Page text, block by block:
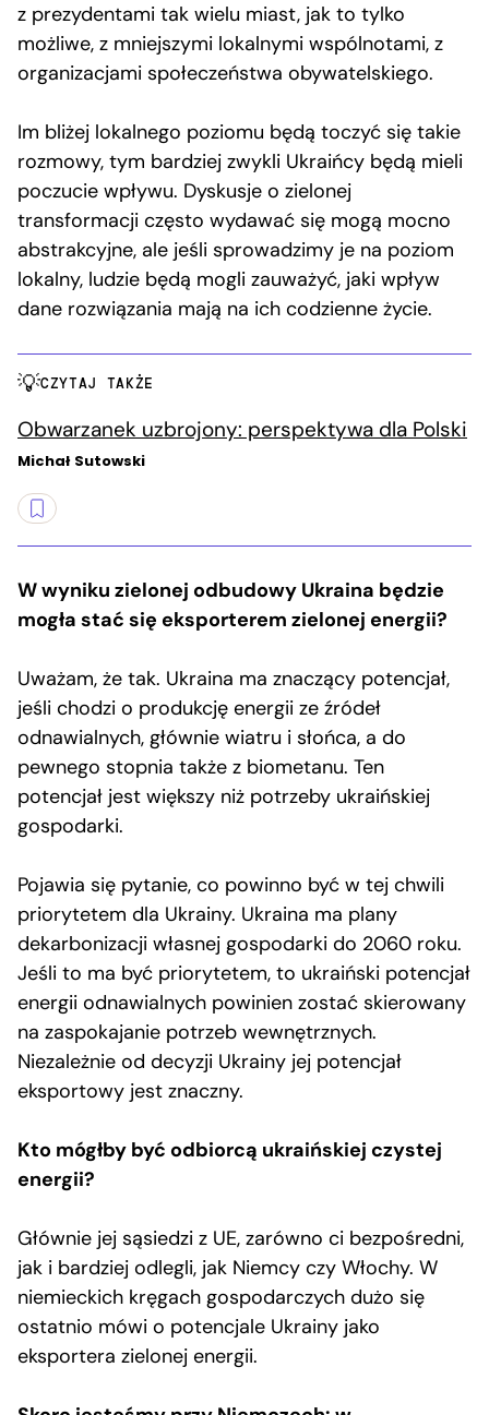
z prezydentami tak wielu miast, jak to tylko
możliwe, z mniejszymi lokalnymi wspólnotami, z
organizacjami społeczeństwa obywatelskiego.
Im bliżej lokalnego poziomu będą toczyć się takie
rozmowy, tym bardziej zwykli Ukraińcy będą mieli
poczucie wpływu. Dyskusje o zielonej
transformacji często wydawać się mogą mocno
abstrakcyjne, ale jeśli sprowadzimy je na poziom
lokalny, ludzie będą mogli zauważyć, jaki wpływ
dane rozwiązania mają na ich codzienne życie.
CZYTAJ TAKŻE
Obwarzanek uzbrojony: perspektywa dla Polski
Michał Sutowski
W wyniku zielonej odbudowy Ukraina będzie
mogła stać się eksporterem zielonej energii?
Uważam, że tak. Ukraina ma znaczący potencjał,
jeśli chodzi o produkcję energii ze źródeł
odnawialnych, głównie wiatru i słońca, a do
pewnego stopnia także z biometanu. Ten
potencjał jest większy niż potrzeby ukraińskiej
gospodarki.
Pojawia się pytanie, co powinno być w tej chwili
priorytetem dla Ukrainy. Ukraina ma plany
dekarbonizacji własnej gospodarki do 2060 roku.
Jeśli to ma być priorytetem, to ukraiński potencjał
energii odnawialnych powinien zostać skierowany
na zaspokajanie potrzeb wewnętrznych.
Niezależnie od decyzji Ukrainy jej potencjał
eksportowy jest znaczny.
Kto mógłby być odbiorcą ukraińskiej czystej
energii?
Głównie jej sąsiedzi z UE, zarówno ci bezpośredni,
jak i bardziej odlegli, jak Niemcy czy Włochy. W
niemieckich kręgach gospodarczych dużo się
ostatnio mówi o potencjale Ukrainy jako
eksportera zielonej energii.